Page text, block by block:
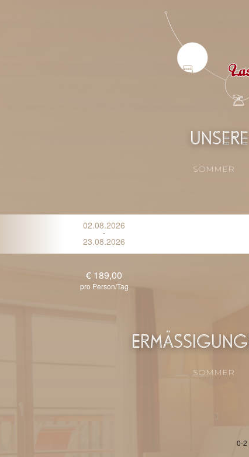
SOMMER
02.08.2026
-
23.08.2026
€ 189,00
pro Person/Tag
SOMMER
0-2